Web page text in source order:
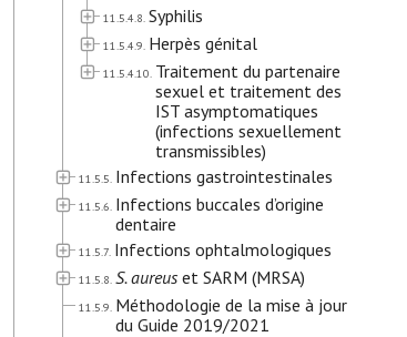
11.5.4.8. Syphilis
11.5.4.9. Herpès génital
11.5.4.10. Traitement du partenaire
sexuel et traitement des
IST asymptomatiques
(infections sexuellement
transmissibles)
11.5.5. Infections gastrointestinales
11.5.6. Infections buccales d’origine
dentaire
11.5.7. Infections ophtalmologiques
11.5.8. S. aureus et SARM (MRSA)
11.5.9. Méthodologie de la mise à jour
du Guide 2019/2021